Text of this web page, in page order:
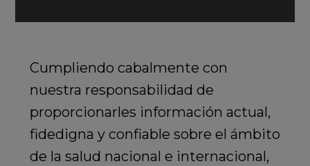
Cumpliendo cabalmente con
nuestra responsabilidad de
proporcionarles información actual,
fidedigna y confiable sobre el ámbito
de la salud nacional e internacional,